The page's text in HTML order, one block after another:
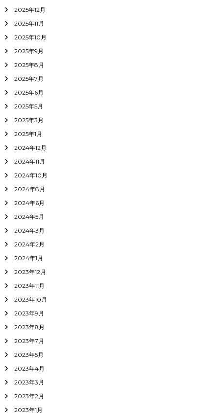
2025年12月
2025年11月
2025年10月
2025年9月
2025年8月
2025年7月
2025年6月
2025年5月
2025年3月
2025年1月
2024年12月
2024年11月
2024年10月
2024年8月
2024年6月
2024年5月
2024年3月
2024年2月
2024年1月
2023年12月
2023年11月
2023年10月
2023年9月
2023年8月
2023年7月
2023年5月
2023年4月
2023年3月
2023年2月
2023年1月